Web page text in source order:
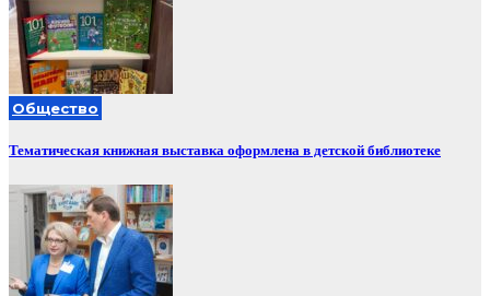
Общество
Тематическая книжная выставка оформлена в детской библиотеке